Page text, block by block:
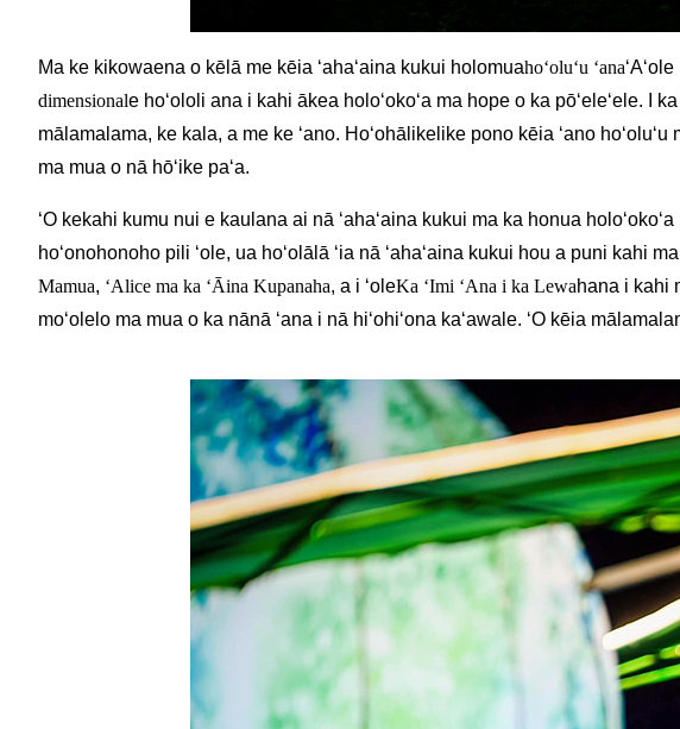
Ma ke kikowaena o kēlā me kēia ʻahaʻaina kukui holomuahoʻoluʻu ʻana
dimensionale hoʻololi ana i kahi ākea holoʻokoʻa ma hope o ka pōʻeleʻele. I
mālamalama, ke kala, a me ke ʻano. Hoʻohālikelike pono kēia ʻano
ma mua o nā hōʻike paʻa.
ʻO kekahi kumu nui e kaulana ai nā ʻahaʻaina kukui ma ka honua holoʻokoʻa
hoʻonohonoho pili ʻole, ua hoʻolālā ʻia nā ʻahaʻaina kukui hou a puni kahi
Mamua, ʻAlice ma ka ʻĀina Kupanaha, a i ʻoleKa ʻImi ʻAna i ka Lewahana i kahi
moʻolelo ma mua o ka nānā ʻana i nā hiʻohiʻona kaʻawale. ʻO kēia